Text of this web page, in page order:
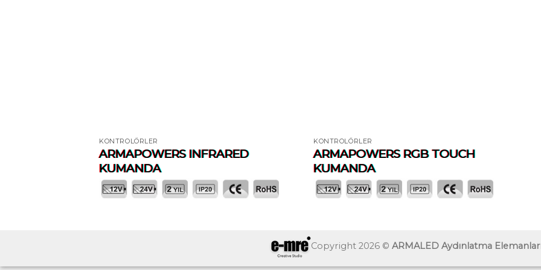
KONTROLÖRLER
ARMAPOWERS INFRARED
KUMANDA
KONTROLÖRLER
ARMAPOWERS RGB TOUCH
KUMANDA
Copyright 2026 © ARMALED Aydınlatma